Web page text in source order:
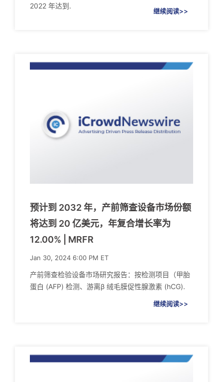
2022 年达到.
继续阅读>>
预计到 2032 年，产前筛查设备市场份额
将达到 20 亿美元，年复合增长率为
12.00% | MRFR
Jan 30, 2024 6:00 PM ET
产前筛查检验设备市场研究报告：按检测项目（甲胎
蛋白 (AFP) 检测、游离β 绒毛膜促性腺激素 (hCG).
继续阅读>>